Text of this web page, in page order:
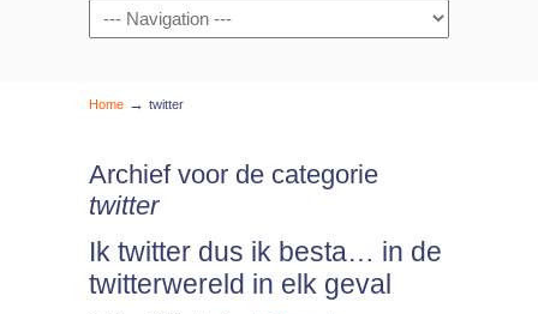
Navigation
Home → twitter
Archief voor de categorie
twitter
Ik twitter dus ik besta… in de
twitterwereld in elk geval